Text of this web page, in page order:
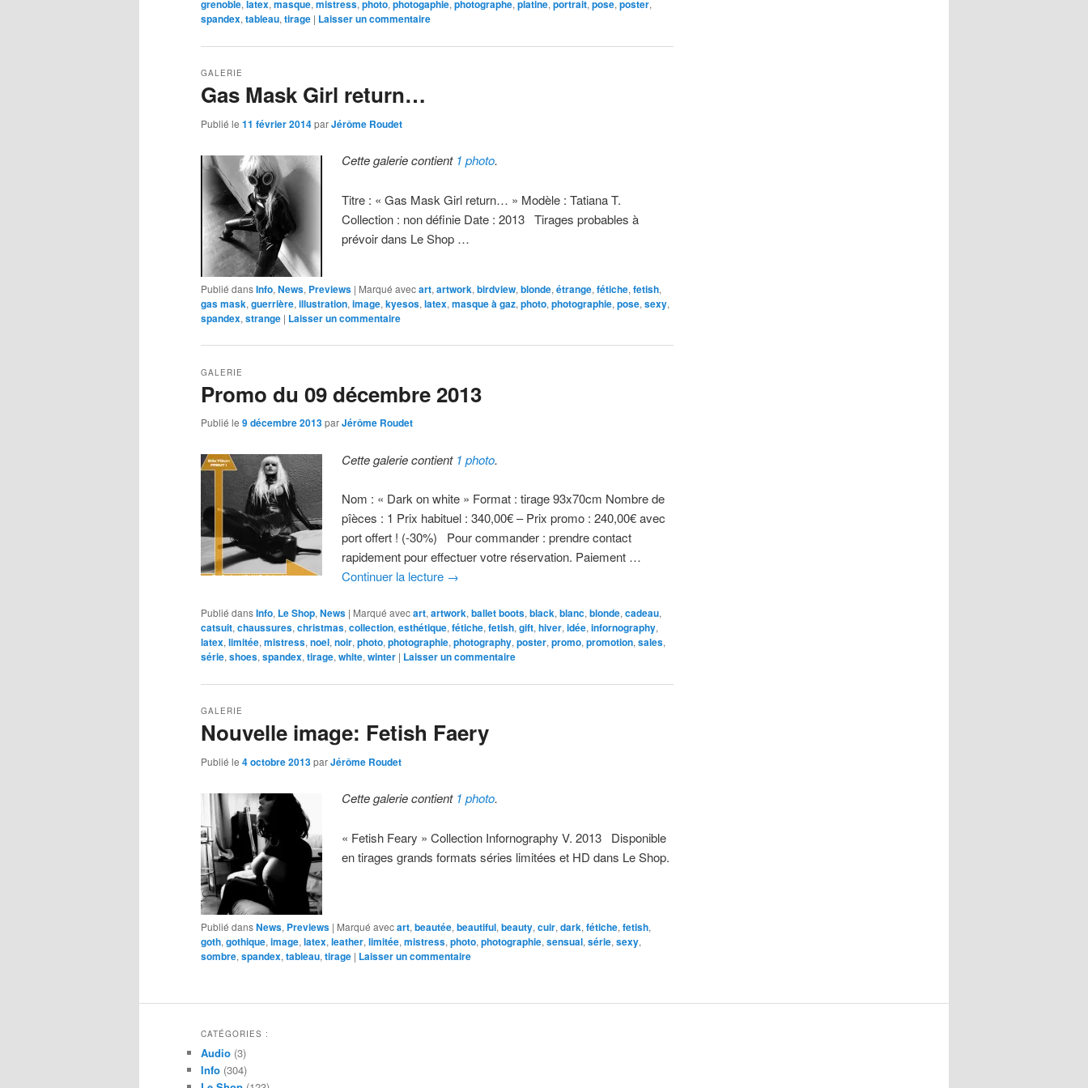
grenoble, latex, masque, mistress, photo, photogaphie, photographe, platine, portrait, pose, poster,
spandex, tableau, tirage | Laisser un commentaire
Gas Mask Girl return…
GALERIE
Publié le 11 février 2014parJérôme Roudet
Cette galerie contient 1 photo.
Titre : « Gas Mask Girl return… » Modèle : Tatiana T.
Collection : non définie Date : 2013 Tirages probables à
prévoir dans Le Shop …
Publié dansInfo, News, Previews | Marqué avecart, artwork, birdview, blonde, étrange, fétiche, fetish,
gas mask, guerrière, illustration, image, kyesos, latex, masque à gaz, photo, photographie, pose, sexy,
spandex, strange | Laisser un commentaire
Promo du 09 décembre 2013
GALERIE
Publié le 9 décembre 2013parJérôme Roudet
Cette galerie contient 1 photo.
Nom : « Dark on white » Format : tirage 93x70cm Nombre de
pîèces : 1 Prix habituel : 340,00€ – Prix promo : 240,00€ avec
port offert ! (-30%) Pour commander : prendre contact
rapidement pour effectuer votre réservation. Paiement …
Continuer la lecture →
Publié dansInfo, Le Shop,News | Marqué avecart,artwork,ballet boots,black,blanc,blonde,cadeau,
catsuit,chaussures,christmas,collection,esthétique,fétiche,fetish,gift,hiver,idée,infornography,
latex,limitée,mistress,noel,noir,photo,photographie,photography,poster,promo,promotion,sales,
série,shoes,spandex,tirage,white,winter | Laisser un commentaire
Nouvelle image: Fetish Faery
GALERIE
Publié le 4 octobre 2013parJérôme Roudet
Cette galerie contient 1 photo.
« Fetish Feary » Collection Infornography V. 2013 Disponible
en tirages grands formats séries limitées et HD dans Le Shop.
Publié dansNews, Previews | Marqué avecart, beautée, beautiful, beauty, cuir, dark, fétiche, fetish,
goth, gothique, image, latex, leather, limitée, mistress, photo, photographie, sensual, série, sexy,
sombre, spandex, tableau, tirage | Laisser un commentaire
CATÉGORIES :
Audio (3)
Info (304)